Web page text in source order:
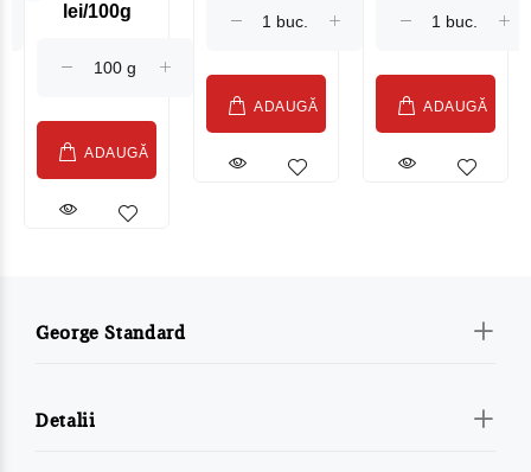
Sublime Cow
lei/100g
ADAUGĂ
ADAUGĂ ADAUGĂ
George Standard
Detalii